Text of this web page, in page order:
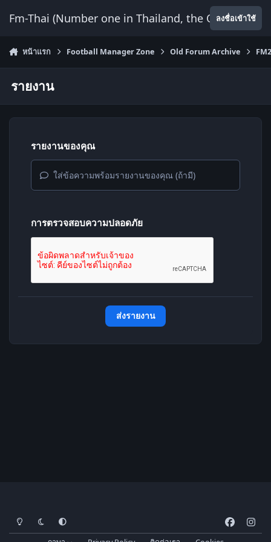
Fm-Thai (Number one in Thailand, the Onlyลงชื่อเข้าใช้
หน้าแรก Football Manager Zone Old Forum Archive
รายงาน
รายงานของคุณ
ใส่ข้อความพร้อมรายงานของคุณ (ถ้ามี)
การตรวจสอบความปลอดภัย
ส่งรายงาน
โหมดสว่างโหมดมืด การตั้งค่าระบบ
a
n